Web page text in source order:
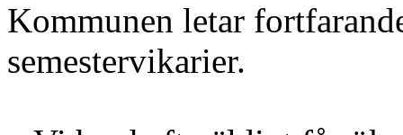
Kommunen letar
semestervikarier.